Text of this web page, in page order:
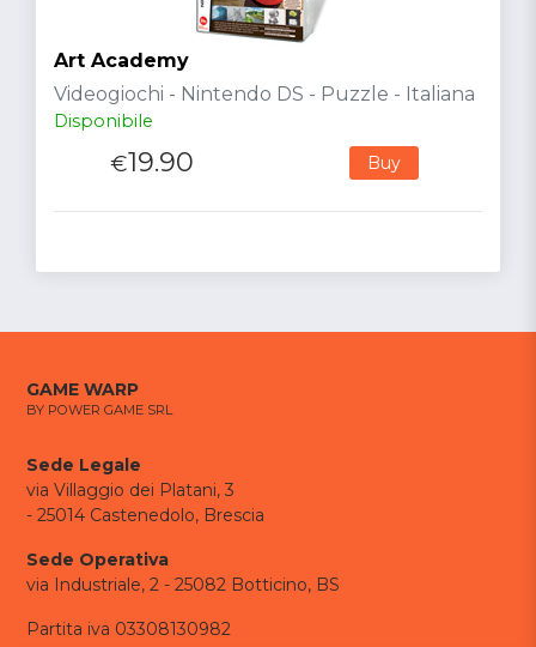
Art Academy
Videogiochi - Nintendo DS - Puzzle - Italiana
Disponibile
€19.90 Buy
GAME WARP
BY POWER GAME SRL
Sede Legale
via Villaggio dei Platani, 3
- 25014 Castenedolo, Brescia
Sede Operativa
via Industriale, 2 - 25082 Botticino, BS
Partita iva 03308130982